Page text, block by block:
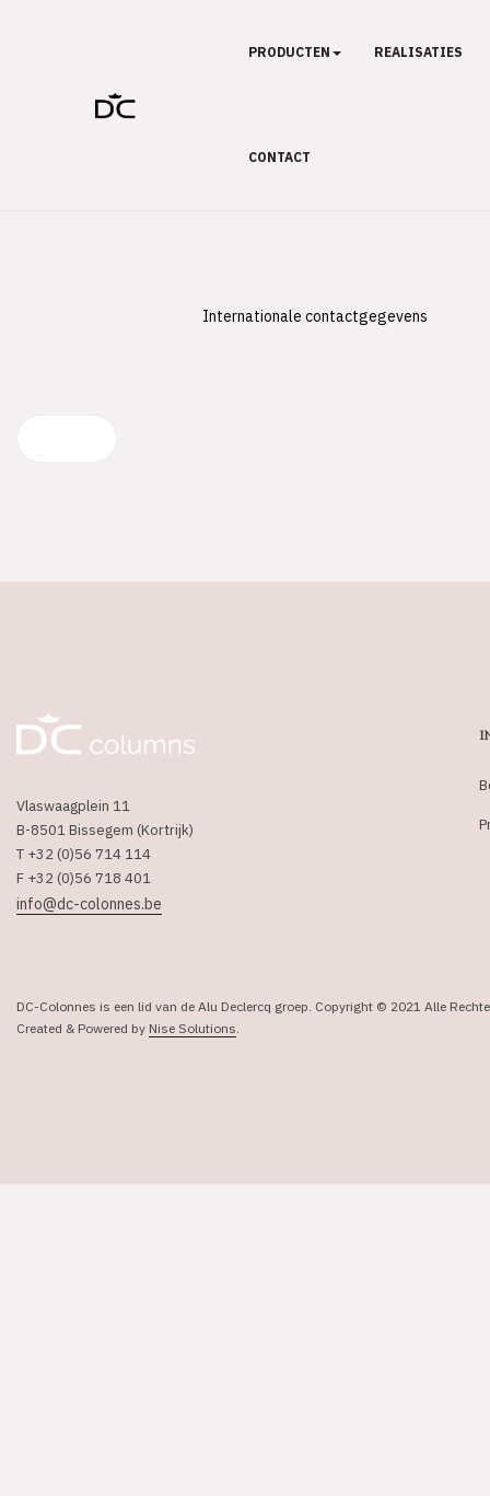
PRODUCTEN REALISATIES
CONTACT
Internationale contactgegevens
Vlaswaagplein 11
B-8501 Bissegem (Kortrijk)
T +32 (0)56 714 114
F +32 (0)56 718 401
info@dc-colonnes.be
DC-Colonnes is een lid van de Alu Declercq groep. Copyright © 2021 Alle
Created & Powered by Nise Solutions.